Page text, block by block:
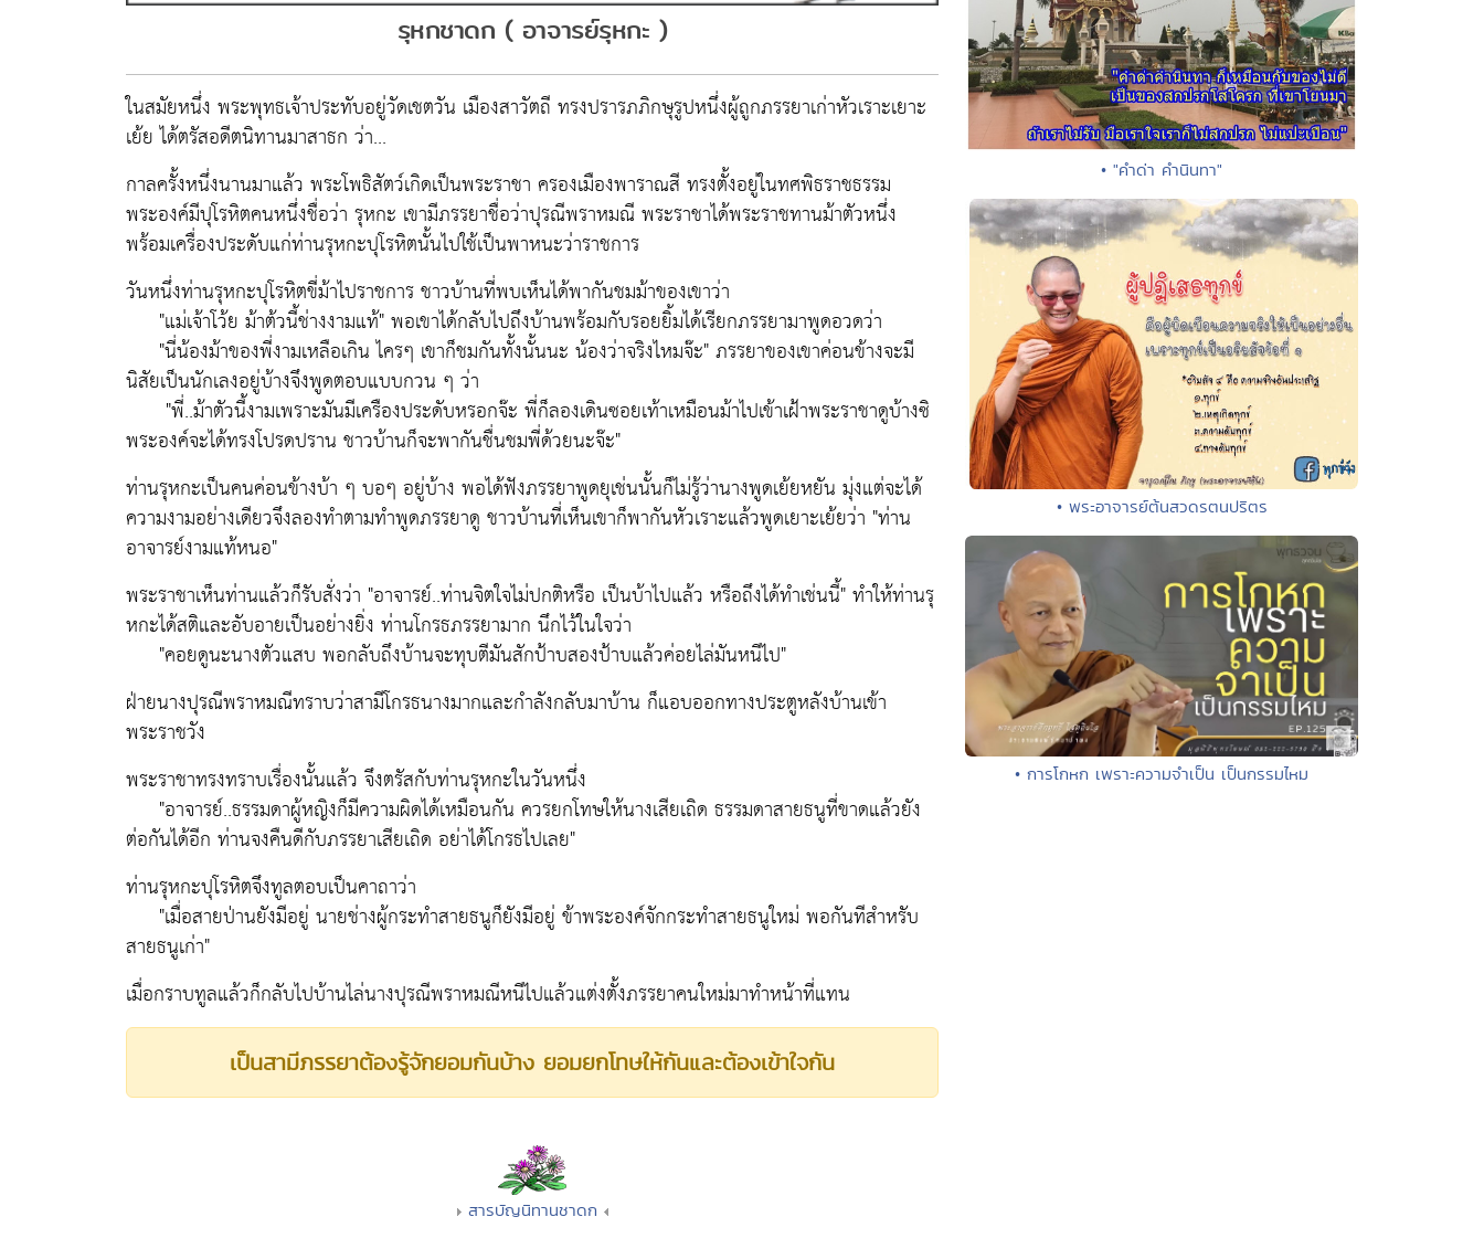
รุหกชาดก ( อาจารย์รุหกะ )
ในสมัยหนึ่ง พระพุทธเจ้าประทับอยู่วัดเชตวัน เมืองสาวัตถี ทรงปรารภภิกษุรูปหนึ่งผู้ถูกภรรยาเก่าหัวเราะเยาะ
เย้ย ได้ตรัสอดีตนิทานมาสาธก ว่า...
กาลครั้งหนึ่งนานมาแล้ว พระโพธิสัตว์เกิดเป็นพระราชา ครองเมืองพาราณสี ทรงตั้งอยู่ในทศพิธราชธรรม
พระองค์มีปุโรหิตคนหนึ่งชื่อว่า รุหกะ เขามีภรรยาชื่อว่าปุรณีพราหมณี พระราชาได้พระราชทานม้าตัวหนึ่ง
พร้อมเครื่องประดับแก่ท่านรุหกะปุโรหิตนั้นไปใช้เป็นพาหนะว่าราชการ
วันหนึ่งท่านรุหกะปุโรหิตขี่ม้าไปราชการ ชาวบ้านที่พบเห็นได้พากันชมม้าของเขาว่า
"แม่เจ้าโว้ย ม้าต้วนี้ช่างงามแท้" พอเขาได้กลับไปถึงบ้านพร้อมกับรอยยิ้มได้เรียกภรรยามาพูดอวดว่า
"นี่น้องม้าของพี่งามเหลือเกิน ไครๆ เขาก็ชมกันทั้งนั้นนะ น้องว่าจริงไหมจ๊ะ" ภรรยาของเขาค่อนข้างจะมี
นิสัยเป็นนักเลงอยู่บ้างจึงพูดตอบแบบกวน ๆ ว่า
"พี่..ม้าตัวนี้งามเพราะมันมีเครืองประดับหรอกจ๊ะ พี่ก็ลองเดินซอยเท้าเหมือนม้าไปเข้าเฝ้าพระราชาดูบ้างซิ
พระองค์จะได้ทรงโปรดปราน ชาวบ้านก็จะพากันชื่นชมพี่ด้วยนะจ๊ะ"
ท่านรุหกะเป็นคนค่อนข้างบ้า ๆ บอๆ อยู่บ้าง พอได้ฟังภรรยาพูดยุเช่นนั้นก็ไม่รู้ว่านางพูดเย้ยหยัน มุ่งแต่จะได้
ความงามอย่างเดียวจึงลองทำตามทำพูดภรรยาดู ชาวบ้านที่เห็นเขาก็พากันหัวเราะแล้วพูดเยาะเย้ยว่า "ท่าน
อาจารย์งามแท้หนอ"
พระราชาเห็นท่านแล้วก็รับสั่งว่า "อาจารย์..ท่านจิตใจไม่ปกติหรือ เป็นบ้าไปแล้ว หรือถึงได้ทำเช่นนี้" ทำให้ท่านรุ
หกะได้สติและอับอายเป็นอย่างยิ่ง ท่านโกรธภรรยามาก นึกไว้ในใจว่า
"คอยดูนะนางตัวแสบ พอกลับถึงบ้านจะทุบตีมันสักป้าบสองป้าบแล้วค่อยไล่มันหนีไป"
ฝ่ายนางปุรณีพราหมณีทราบว่าสามีโกรธนางมากและกำลังกลับมาบ้าน ก็แอบออกทางประตูหลังบ้านเข้า
พระราชวัง
พระราชาทรงทราบเรื่องนั้นแล้ว จึงตรัสกับท่านรุหกะในวันหนึ่ง
"อาจารย์..ธรรมดาผู้หญิงก็มีความผิดได้เหมือนกัน ควรยกโทษให้นางเสียเถิด ธรรมดาสายธนูที่ขาดแล้วยัง
ต่อกันได้อีก ท่านจงคืนดีกับภรรยาเสียเถิด อย่าได้โกรธไปเลย"
ท่านรุหกะปุโรหิตจึงทูลตอบเป็นคาถาว่า
"เมื่อสายป่านยังมีอยู่ นายช่างผู้กระทำสายธนูก็ยังมีอยู่ ข้าพระองค์จักกระทำสายธนูใหม่ พอกันทีสำหรับ
สายธนูเก่า"
เมื่อกราบทูลแล้วก็กลับไปบ้านไล่นางปุรณีพราหมณีหนีไปแล้วแต่งตั้งภรรยาคนใหม่มาทำหน้าที่แทน
เป็นสามีภรรยาต้องรู้จักยอมกันบ้าง ยอมยกโทษให้กันและต้องเข้าใจกัน
สารบัญนิทานชาดก
• "คำด่า คำนินทา"
• พระอาจารย์ต้นสวดรตนปริตร
• การโกหก เพราะความจำเป็น เป็นกรรมไหม